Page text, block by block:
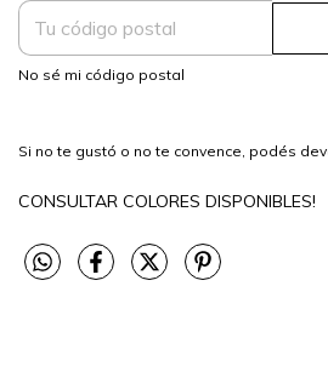
No sé mi código postal
Si no te gustó o no te convence, podés
CONSULTAR COLORES DISPONIBLES!